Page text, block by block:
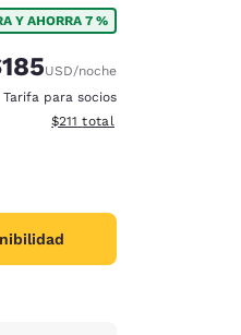
Y AHORRA 7 %
tachado:con descuento:
USD/noche
Tarifa para socios
Ver detalles del total
$211 total